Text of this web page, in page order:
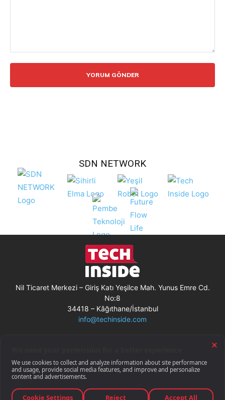
SDN NETWORK
Nil Ticaret Merkezi – Giriş Katı Yeşilce Mah. Yunus Emre Cd.
No:8
34418 – Kâğıthane/İstanbul
info@techinside.com
Gizlilik Bildirimi
RSS